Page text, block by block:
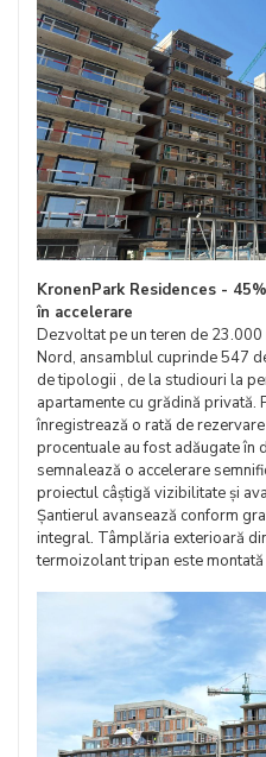
KronenPark Residences -
în accelerare
Dezvoltat pe un teren de
Nord, ansamblul cuprinde 547
de tipologii , de la studiouri la
apartamente cu grădină privată.
înregistrează o rată de
procentuale au fost adăugate în
semnalează o accelerare
proiectul câștigă vizibilitate și
Șantierul avansează conform
integral. Tâmplăria exterioară
termoizolant tripan este